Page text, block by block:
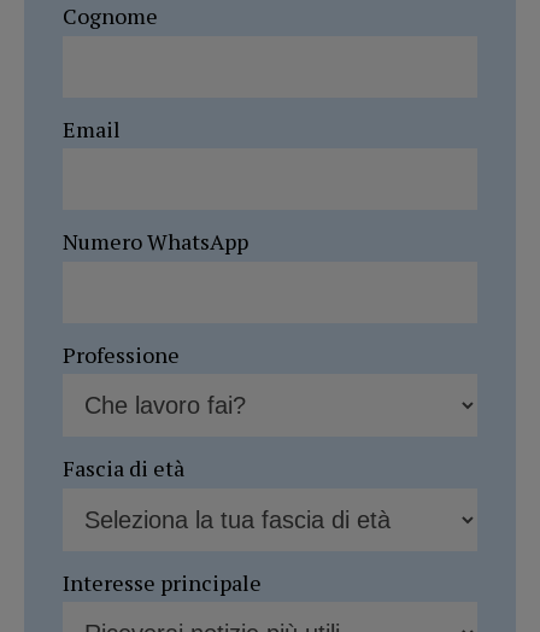
Cognome
Email
Numero WhatsApp
Professione
Fascia di età
Interesse principale